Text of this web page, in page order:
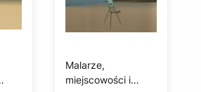
Malarze,
miejscowości i